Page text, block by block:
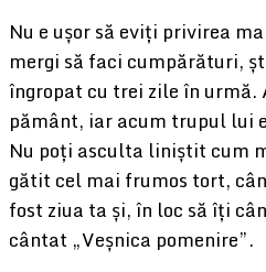
Nu e ușor să eviți privirea
mergi să faci cumpărături,
îngropat cu trei zile în urmă.
pământ, iar acum trupul lui
Nu poți asculta liniștit cum
gătit cel mai frumos tort,
fost ziua ta și, în loc să îți
cântat „Veșnica pomenire”.